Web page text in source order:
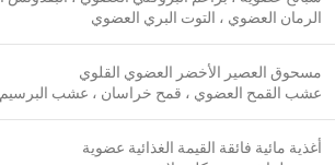
الرمان العضوي ، التوت البري العضوي
مسحوق العصير الأخضر العضوي القلوي
عشب القمح العضوي ، قمح خراسان ، عشب
أغذية مائية فائقة القيمة الغذائية عضوية